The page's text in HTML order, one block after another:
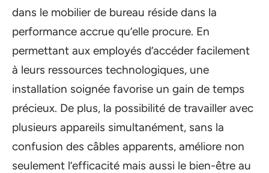
dans le mobilier de bureau réside dans la
performance accrue qu’elle procure. En
permettant aux employés d’accéder facilement
à leurs ressources technologiques, une
installation soignée favorise un gain de temps
précieux. De plus, la possibilité de travailler avec
plusieurs appareils simultanément, sans la
confusion des câbles apparents, améliore non
seulement l’efficacité mais aussi le bien-être au